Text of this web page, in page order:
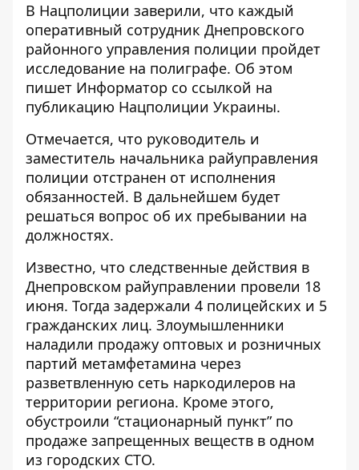
В Нацполиции заверили, что каждый
оперативный сотрудник Днепровского
районного управления полиции пройдет
исследование на полиграфе. Об этом
пишет Информатор со ссылкой на
публикацию Нацполиции Украины.
Отмечается, что руководитель и
заместитель начальника райуправления
полиции отстранен от исполнения
обязанностей. В дальнейшем будет
решаться вопрос об их пребывании на
должностях.
Известно, что следственные действия в
Днепровском райуправлении провели 18
июня. Тогда задержали 4 полицейских и 5
гражданских лиц. Злоумышленники
наладили продажу оптовых и розничных
партий метамфетамина через
разветвленную сеть наркодилеров на
территории региона. Кроме этого,
обустроили “стационарный пункт” по
продаже запрещенных веществ в одном
из городских СТО.